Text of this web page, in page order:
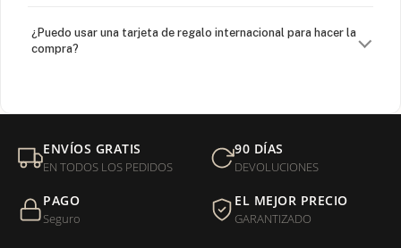
¿Puedo usar una tarjeta de regalo internacional para hacer la
compra?
Mi orden fue devuelta por USPS, ¿qué hago para que sea
entregada?
¿Sus productos son libres de níquel?
ENVÍOS GRATIS
EN TODOS LOS PEDIDOS
90 DÍAS
DEVOLUCIONES
PAGO
Seguro
EL MEJOR PRECIO
GARANTIZADO